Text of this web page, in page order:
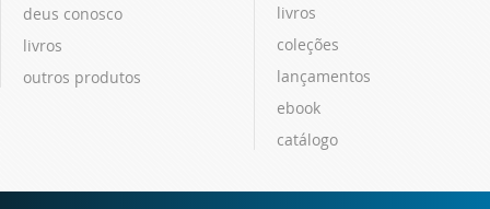
deus conosco
livros
outros produtos
livros
coleções
lançamentos
ebook
catálogo